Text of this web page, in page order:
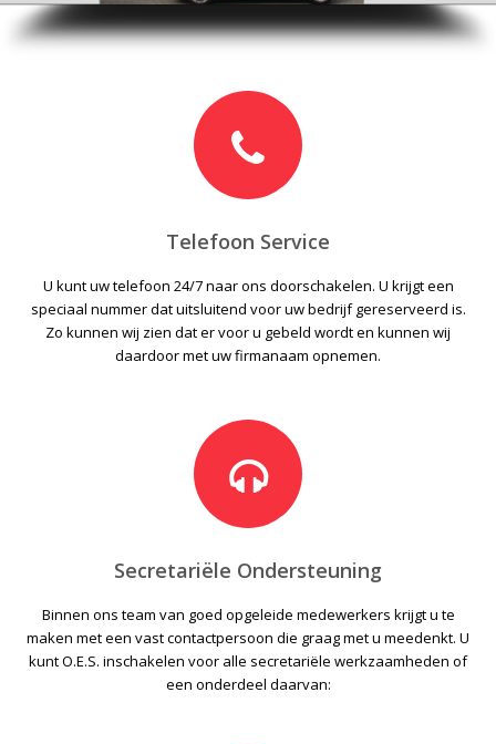
Telefoon Service
U kunt uw telefoon 24/7 naar ons doorschakelen. U krijgt een
speciaal nummer dat uitsluitend voor uw bedrijf gereserveerd is.
Zo kunnen wij zien dat er voor u gebeld wordt en kunnen wij
daardoor met uw firmanaam opnemen.
Secretariële Ondersteuning
Binnen ons team van goed opgeleide medewerkers krijgt u te
maken met een vast contactpersoon die graag met u meedenkt. U
kunt O.E.S. inschakelen voor alle secretariële werkzaamheden of
een onderdeel daarvan: